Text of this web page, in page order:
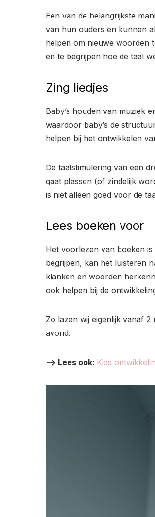
Een van de belangrijkste
van hun ouders en kunnen
helpen om nieuwe woorden
en te begrijpen hoe de taal
Zing liedjes
Baby’s houden van muziek
waardoor baby’s de
helpen bij het ontwikkelen
De taalstimulering van een
gaat plassen (of zindelijk
is niet alleen goed voor de
Lees boeken voor
Het voorlezen van boeken
begrijpen, kan het luisteren
klanken en woorden
ook helpen bij de
Zo lazen wij eigenlijk vanaf
avond.
–> Lees ook: Kids